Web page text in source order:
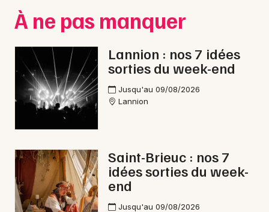
Spectacles
Concerts
Sports
Soirées
Expos
Sorties & loisirs
Montpellier
Nantes
Nice
Paris
Strasbourg
Toulouse
Toutes les villes
À ne pas manquer
Lannion : nos 7 idées
sorties du week-end
Jusqu'au 09/08/2026
Lannion
Saint-Brieuc : nos 7
idées sorties du week-
end
Jusqu'au 09/08/2026